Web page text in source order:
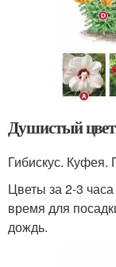
Душистый
Гибискус. Куфея.
Цветы за 2-3
время для
дождь.